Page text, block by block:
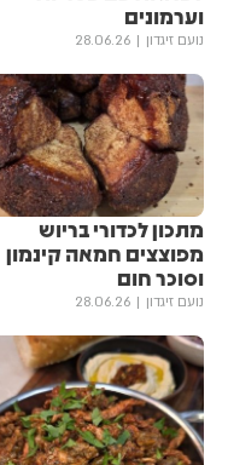
וערמונים
נועם זיגדון 28.06.26
מתכון לכדורי בריוש
מפוצצים חמאה קינמון
וסוכר חום
נועם זיגדון 28.06.26